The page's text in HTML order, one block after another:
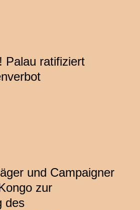
Palau ratifiziert
und Campaigner
zur
des